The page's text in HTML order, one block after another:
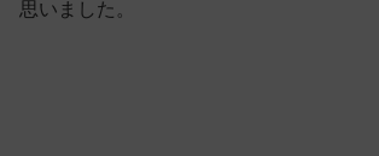
思いました。